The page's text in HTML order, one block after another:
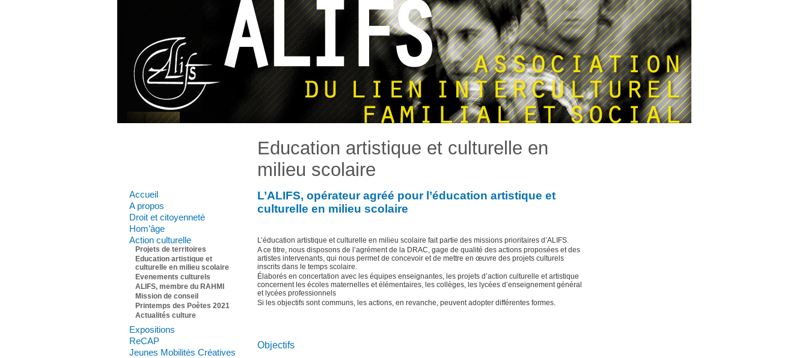
Accueil
A propos
Droit et citoyenneté
Hom’âge
Action culturelle
Projets de territoires
Education artistique et
culturelle en milieu scolaire
Evenements culturels
ALIFS, membre du RAHMI
Mission de conseil
Printemps des Poètes 2021
Actualités culture
Expositions
ReCAP
Jeunes Mobilités Créatives
Education artistique et culturelle en
milieu scolaire
L’ALIFS, opérateur agréé pour l’éducation artistique et
culturelle en milieu scolaire
L’éducation artistique et culturelle en milieu scolaire fait partie des missions prioritaires d’ALIFS.
A ce titre, nous disposons de l’agrément de la DRAC, gage de qualité des actions proposées et des
artistes intervenants, qui nous permet de concevoir et de mettre en œuvre des projets culturels
inscrits dans le temps scolaire.
Élaborés en concertation avec les équipes enseignantes, les projets d’action culturelle et artistique
concernent les écoles maternelles et élémentaires, les collèges, les lycées d’enseignement général
et lycées professionnels
Si les objectifs sont communs, les actions, en revanche, peuvent adopter différentes formes.
Objectifs